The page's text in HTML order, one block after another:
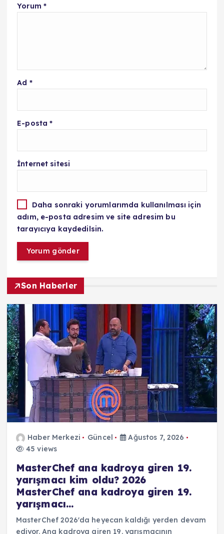
Yorum *
Ad *
E-posta*
İnternet sitesi
Daha sonraki yorumlarımda kullanılması için
adım, e-posta adresim ve site adresim bu
tarayıcıya kaydedilsin.
Son Haberler
Haber Merkezi Güncel
Ağustos 7, 2026
45 views
MasterChef ana kadroya giren 19.
yarışmacı kim oldu? 2026
MasterChef ana kadroya giren 19.
yarışmacı…
MasterChef 2026'da heyecan kaldığı yerden devam
ediyor. Ana kadroya giren 19. yarışmacının